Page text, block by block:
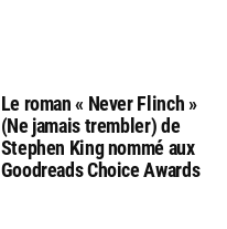
Le roman « Never Flinch »
(Ne jamais trembler) de
Stephen King nommé aux
Goodreads Choice Awards